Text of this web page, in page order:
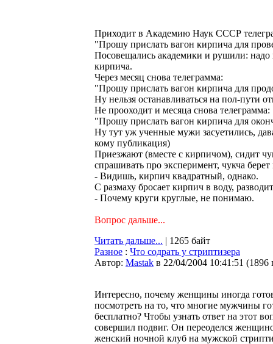
Приходит в Академию Hаук СССР
"Прошу прислать вагон кирпича для
Посовещались академики и рушили: надо
кирпича.
Через месяц снова телеграмма:
"Прошу прислать вагон кирпича для
Hу нельзя останавливаться на пол-пути
Hе прооходит и месяца снова телеграмма:
"Прошу прислать вагон кирпича для
Hу тут уж ученные мужи засуетились,
кому публикация)
Приезжают (вместе с кирпичом), сидит
спрашивать про эксперимент, чукча
- Видишь, кирпич квадратный, однако.
С размаху бросает кирпич в воду,
- Почему круги круглые, не понимаю.
Вопрос дальше...
Читать дальше... | 1265 байт
Разное : Что содрать у стриптизера
Автор: Мastak в 22/04/2004 10:41:51 (1896
Интересно, почему женщины иногда
посмотреть на то, что многие мужчины
бесплатно? Чтобы узнать ответ на этот
совершил подвиг. Он переоделся
женский ночной клуб на мужской